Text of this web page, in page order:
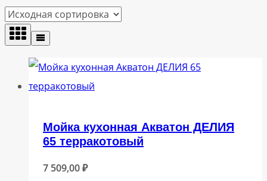
Мойка кухонная Акватон ДЕЛИЯ
65 терракотовый
7 509,00₽